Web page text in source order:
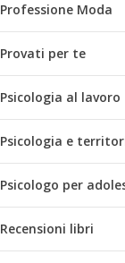
Professione Moda
Provati per te
Psicologia al lavoro
Psicologia e
Psicologo per
Recensioni libri